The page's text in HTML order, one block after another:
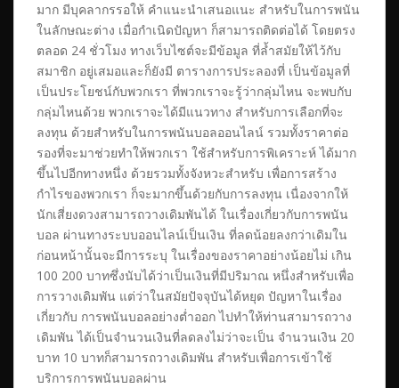
มาก มีบุคลากรรอให้ คำแนะนำเสนอแนะ สำหรับในการพนัน
ในลักษณะต่าง เมื่อกำเนิดปัญหา ก็สามารถติดต่อได้ โดยตรง
ตลอด 24 ชั่วโมง ทางเว็บไซต์จะมีข้อมูล ที่ล้ำสมัยให้ไว้กับ
สมาชิก อยู่เสมอและก็ยังมี ตารางการประลองที่ เป็นข้อมูลที่
เป็นประโยชน์กับพวกเรา ที่พวกเราจะรู้ว่ากลุ่มไหน จะพบกับ
กลุ่มไหนด้วย พวกเราจะได้มีแนวทาง สำหรับการเลือกที่จะ
ลงทุน ด้วยสำหรับในการพนันบอลออนไลน์ รวมทั้งราคาต่อ
รองที่จะมาช่วยทำให้พวกเรา ใช้สำหรับการพิเคราะห์ ได้มาก
ขึ้นไปอีกทางหนึ่ง ด้วยรวมทั้งจังหวะสำหรับ เพื่อการสร้าง
กำไรของพวกเรา ก็จะมากขึ้นด้วยกับการลงทุน เนื่องจากให้
นักเสี่ยงดวงสามารถวางเดิมพันได้ ในเรื่องเกี่ยวกับการพนัน
บอล ผ่านทางระบบออนไลน์เป็นเงิน ที่ลดน้อยลงกว่าเดิมใน
ก่อนหน้านั้นจะมีการระบุ ในเรื่องของราคาอย่างน้อยไม่ เกิน
100 200 บาทซึ่งนับได้ว่าเป็นเงินที่มีปริมาณ หนึ่งสำหรับเพื่อ
การวางเดิมพัน แต่ว่าในสมัยปัจจุบันได้หยุด ปัญหาในเรื่อง
เกี่ยวกับ การพนันบอลอย่างต่ำออก ไปทำให้ท่านสามารถวาง
เดิมพัน ได้เป็นจำนวนเงินที่ลดลงไม่ว่าจะเป็น จำนวนเงิน 20
บาท 10 บาทก็สามารถวางเดิมพัน สำหรับเพื่อการเข้าใช้
บริการการพนันบอลผ่าน